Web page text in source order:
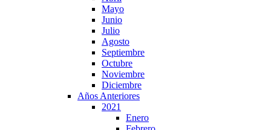
Mayo
Junio
Julio
Agosto
Septiembre
Octubre
Noviembre
Diciembre
Años Anteriores
2021
Enero